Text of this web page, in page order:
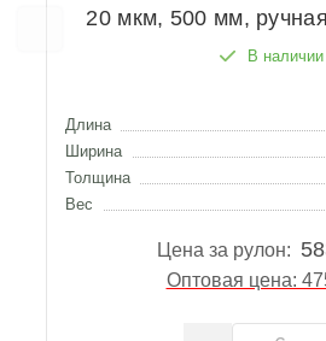
20 мкм, 500 мм,
В наличии
Длина
Ширина
Толщина
Вес
Цена за рулон:
Оптовая цена: